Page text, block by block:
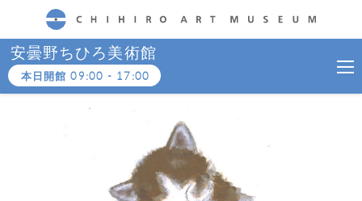
CHIHIRO ART MUSEUM
安曇野ちひろ美術館
本日開館09:00 - 17:00